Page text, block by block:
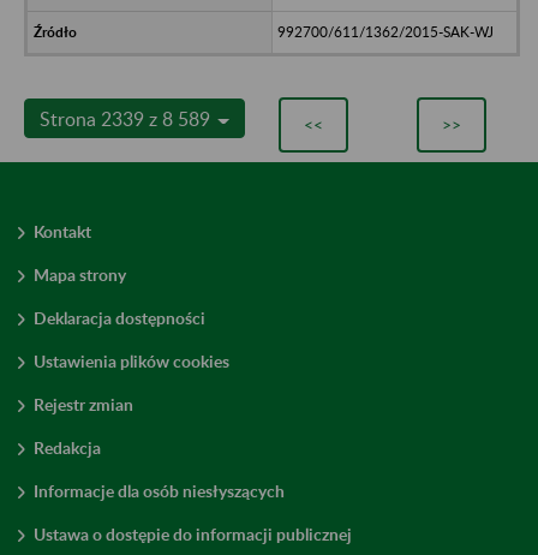
992700/611/1362/2015-SAK-WJ
Strona 2339 z 8 589 << >>
Kontakt
Mapa strony
Deklaracja dostępności
Ustawienia plików cookies
Rejestr zmian
Redakcja
Informacje dla osób niesłyszących
Ustawa o dostępie do informacji publicznej